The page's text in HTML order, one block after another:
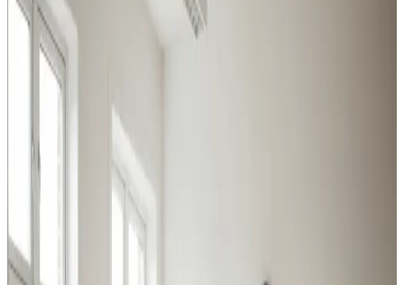
Udsugning ved svejsning, slibning og kemikalier i
Løgstør. Overholder Arbejdstilsynets krav.
Læs mere